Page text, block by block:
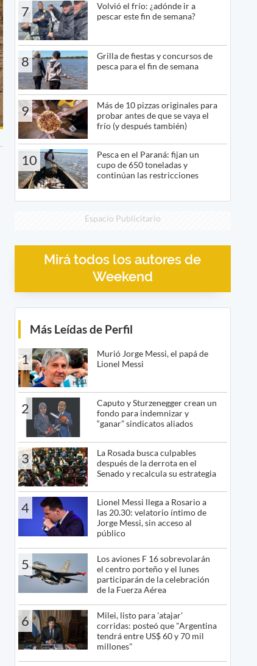
7
Volvió el frío: ¿adónde ir a
pescar este fin de semana?
8
Grilla de fiestas y concursos de
pesca para el fin de semana
9
Más de 10 pizzas originales para
probar antes de que se vaya el
frío (y después también)
10
Pesca en el Paraná: fijan un
cupo de 650 toneladas y
continúan las restricciones
Espacio Publicitario
Mirá todos los autores de
Weekend
Más Leídas de Perfil
1
Murió Jorge Messi, el papá de
Lionel Messi
2
Caputo y Sturzenegger crean un
fondo para indemnizar y
“ganar” sindicatos aliados
3
La Rosada busca culpables
después de la derrota en el
Senado y recalcula su estrategia
4
Lionel Messi llega a Rosario a
las 20.30: velatorio íntimo de
Jorge Messi, sin acceso al
público
5
Los aviones F 16 sobrevolarán
el centro porteño y el lunes
participarán de la celebración
de la Fuerza Aérea
6
Milei, listo para 'atajar'
corridas: posteó que "Argentina
tendrá entre US$ 60 y 70 mil
millones"